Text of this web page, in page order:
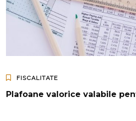
FISCALITATE
Plafoane valorice valabile